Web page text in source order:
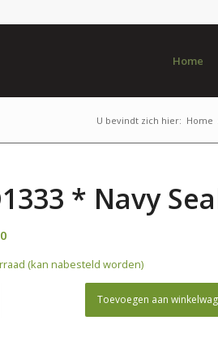
Home
U bevindt zich hier: Home
* Navy
(kan nabesteld worden)
Toevoegen aan